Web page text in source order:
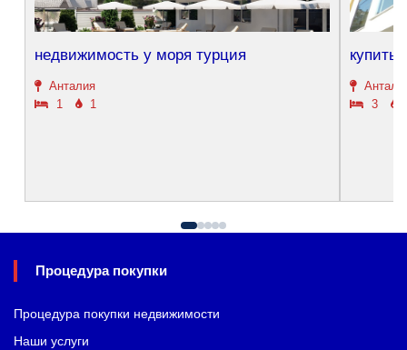
недвижимость у моря турция
Анталия
1
1
купить
3
Процедура покупки
Процедура покупки недвижимости
Наши услуги